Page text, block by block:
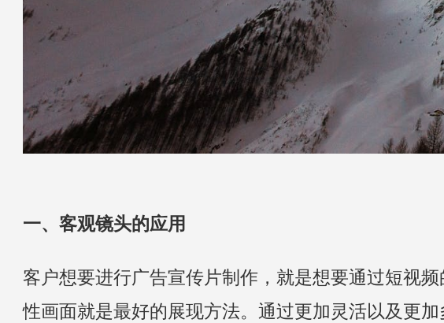
一、客观镜头的应用
客户想要进行广告宣传片制作，就是想要通过短视
性画面就是最好的展现方法。通过更加灵活以及更